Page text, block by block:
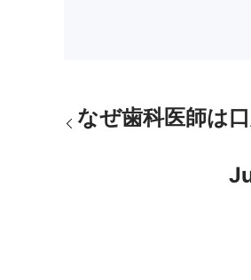
なぜ歯科医師は